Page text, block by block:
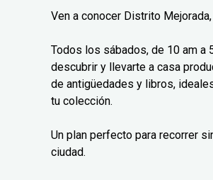
Ven a conocer Distrito
Todos los sábados, de 10 am a
descubrir y llevarte a casa
de antigüedades y libros,
tu colección.
Un plan perfecto para recorrer
ciudad.